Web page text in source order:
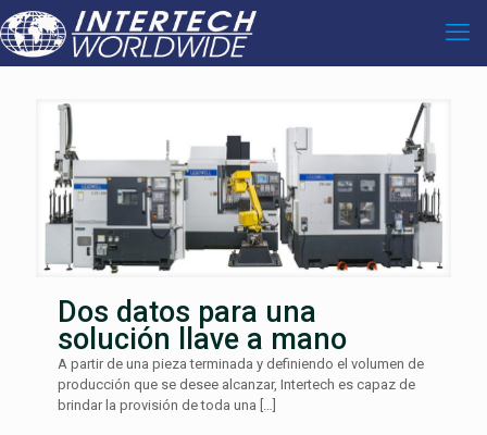
Dos datos para una
solución llave a mano
A partir de una pieza terminada y definiendo el volumen de
producción que se desee alcanzar, Intertech es capaz de
brindar la provisión de toda una […]